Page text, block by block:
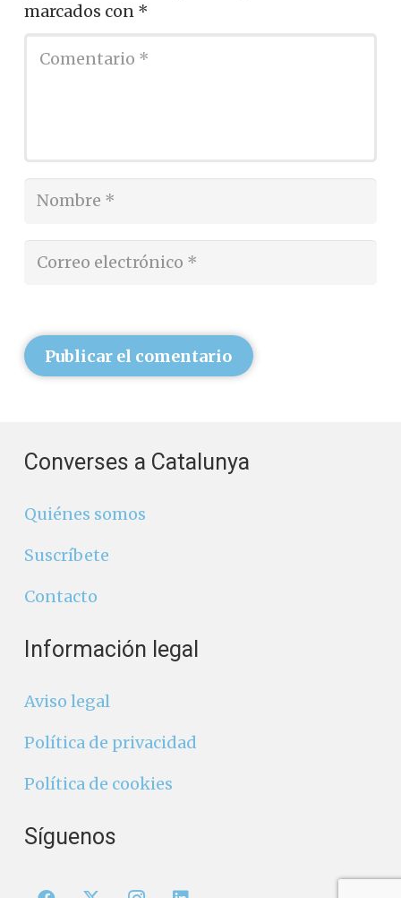
marcados con *
Publicar el comentario
Converses a Catalunya
Quiénes somos
Suscríbete
Contacto
Información legal
Aviso legal
Política de privacidad
Política de cookies
Síguenos